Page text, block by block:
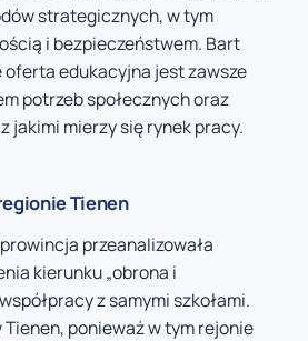
strategicznych, w tym
i bezpieczeństwem. Bart
oferta edukacyjna jest zawsze
potrzeb społecznych oraz
jakimi mierzy się rynek pracy.
Tienen
przeanalizowała
kierunku „obrona i
z samymi szkołami.
Tienen, ponieważ w tym rejonie